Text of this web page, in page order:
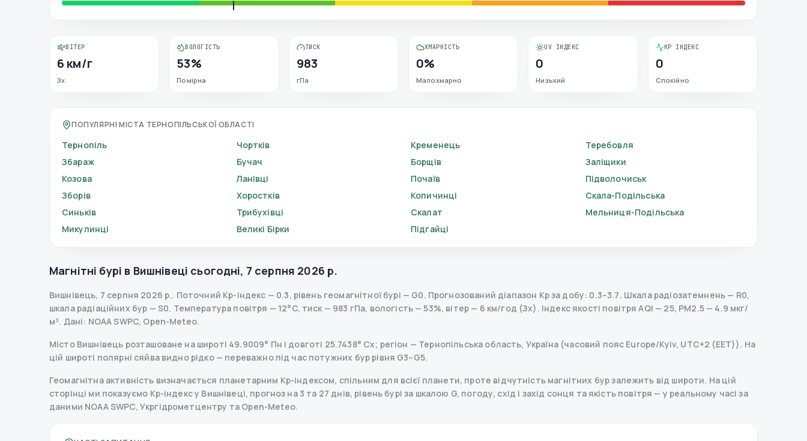
ВІТЕР
6 км/г
Зх
ВОЛОГІСТЬ
53%
Помірна
ТИСК
983
гПа
ХМАРНІСТЬ
0%
Малохмарно
UV ІНДЕКС
0
Низький
KP ІНДЕКС
0
Спокійно
ПОПУЛЯРНІ МІСТА ТЕРНОПІЛЬСЬКОЇ ОБЛАСТІ
Тернопіль Чортків Кременець
Теребовля
Збараж
Бучач Борщів
Заліщики
Козова
Ланівці Почаїв
Підволочиськ
Зборів
Хоростків Копичинці
Скала-Подільська
Синьків
Трибухівці Скалат
Мельниця-Подільська
Микулинці
Великі Бірки Підгайці
Магнітні бурі в Вишнівеці сьогодні, 7 серпня 2026 р.
Вишнівець, 7 серпня 2026 р.. Поточний Kp-індекс — 0.3, рівень геомагнітної бурі — G0. Прогнозований діапазон Kp за добу: 0.3–3.7. Шкала радіозатемнень — R0,
шкала радіаційних бур — S0. Температура повітря — 12°C, тиск — 983 гПа, вологість — 53%, вітер — 6 км/год (Зх). Індекс якості повітря AQI — 25, PM2.5 — 4.9 мкг/
м³. Дані: NOAA SWPC, Open-Meteo.
Місто Вишнівець розташоване на широті 49.9009° Пн і довготі 25.7438° Сх; регіон — Тернопільська область, Україна (часовий пояс Europe/Kyiv, UTC+2 (EET)). На
цій широті полярні сяйва видно рідко — переважно під час потужних бур рівня G3–G5.
Геомагнітна активність визначається планетарним Kp-індексом, спільним для всієї планети, проте відчутність магнітних бур залежить від широти. На цій
сторінці ми показуємо Kp-індекс у Вишнівеці, прогноз на 3 та 27 днів, рівень бурі за шкалою G, погоду, схід і захід сонця та якість повітря — у реальному часі за
даними NOAA SWPC, Укргідрометцентру та Open-Meteo.